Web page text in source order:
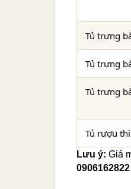
Tủ trưng
Tủ trưng
Tủ trưng
Tủ rượu
Lưu ý: Giá
0906162822